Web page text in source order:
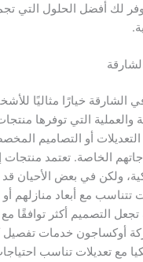
لك أفضل الحلول التي
الشارقة خيارًا مثاليًا
التي توفرها منتجات
أو التصاميم
الخاصة. تعتمد منتجات
ولكن في بعض الأحيان قد
تتناسب مع أبعاد منازلهم
التصميم أكثر توافقًا مع
أوكساجون خدمات تفصيل
مع تعديلات تناسب